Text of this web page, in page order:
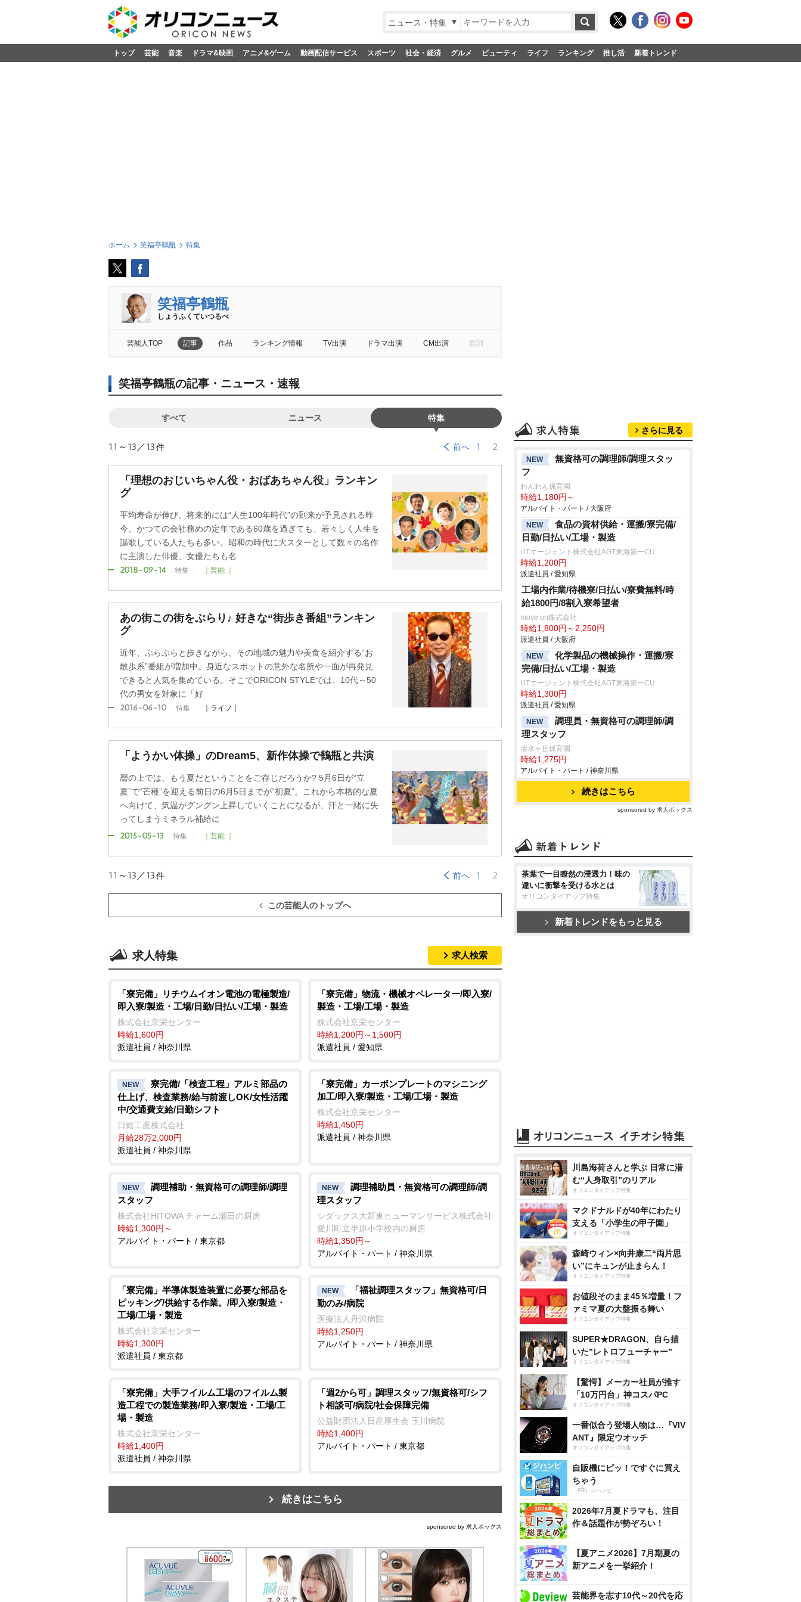
ニュース・特集
トップ 芸能 音楽 ドラマ&映画 アニメ&ゲーム 動画配信サービス スポーツ 社会・経済 グルメ ビューティ ライフ ランキング 推し活 新着トレンド
ホーム 笑福亭鶴瓶 特集
笑福亭鶴瓶
しょうふくていつるべ
芸能人TOP 記事 作品 ランキング情報 TV出演 ドラマ出演 CM出演 歌詞
笑福亭鶴瓶の記事・ニュース・速報
すべて ニュース 特集
11～13／13件 前へ 1 2
「理想のおじいちゃん役・おばあちゃん役」ランキン
グ
平均寿命が伸び、将来的には“人生100年時代”の到来が予見される昨
今。かつての会社務めの定年である60歳を過ぎても、若々しく人生を
謳歌している人たちも多い。昭和の時代に大スターとして数々の名作
に主演した俳優、女優たちも名
2018-09-14 特集 ｜芸能 ｜
あの街この街をぶらり♪ 好きな“街歩き番組”ランキン
グ
近年、ぶらぶらと歩きながら、その地域の魅力や美食を紹介する“お
散歩系”番組が増加中。身近なスポットの意外な名所や一面が再発見
できると人気を集めている。そこでORICON STYLEでは、10代～50
代の男女を対象に「好
2016-06-10 特集 ｜ライフ｜
「ようかい体操」のDream5、新作体操で鶴瓶と共演
暦の上では、もう夏だということをご存じだろうか? 5月6日が“立
夏”で“芒種”を迎える前日の6月5日までが“初夏”。これから本格的な夏
へ向けて、気温がグングン上昇していくことになるが、汗と一緒に失
ってしまうミネラル補給に
2015-05-13 特集 ｜芸能 ｜
11～13／13件 前へ 1 2
この芸能人のトップへ
求人特集 求人検索
「寮完備」リチウムイオン電池の電極製造/
即入寮/製造・工場/日勤/日払い/工場・製造
株式会社京栄センター
時給1,600円
派遣社員 / 神奈川県
「寮完備」物流・機械オペレーター/即入寮/
製造・工場/工場・製造
株式会社京栄センター
時給1,200円～1,500円
派遣社員 / 愛知県
NEW
寮完備/「検査工程」アルミ部品の
仕上げ、検査業務/給与前渡しOK/女性活躍
中/交通費支給/日勤シフト
日総工産株式会社
月給28万2,000円
派遣社員 / 神奈川県
「寮完備」カーボンプレートのマシニング
加工/即入寮/製造・工場/工場・製造
株式会社京栄センター
時給1,450円
派遣社員 / 神奈川県
NEW
調理補助・無資格可の調理師/調理
スタッフ
株式会社HITOWA チャーム瀬田の厨房
時給1,300円～
アルバイト・パート / 東京都
NEW
調理補助員・無資格可の調理師/調
理スタッフ
シダックス大新東ヒューマンサービス株式会社
愛川町立半原小学校内の厨房
時給1,350円～
アルバイト・パート / 神奈川県
「寮完備」半導体製造装置に必要な部品を
ピッキング/供給する作業。/即入寮/製造・
工場/工場・製造
株式会社京栄センター
時給1,300円
派遣社員 / 東京都
NEW
「福祉調理スタッフ」無資格可/日
勤のみ/病院
医療法人丹沢病院
時給1,250円
アルバイト・パート / 神奈川県
「寮完備」大手フイルム工場のフイルム製
造工程での製造業務/即入寮/製造・工場/工
場・製造
株式会社京栄センター
時給1,400円
派遣社員 / 神奈川県
「週2から可」調理スタッフ/無資格可/シフ
ト相談可/病院/社会保障完備
公益財団法人日産厚生会 玉川病院
時給1,400円
アルバイト・パート / 東京都
続きはこちら
sponsored by 求人ボックス
さらに見る
NEW
無資格可の調理師/調理スタッ
フ
わんわん保育園
時給1,180円～
アルバイト・パート / 大阪府
NEW
食品の資材供給・運搬/寮完備/
日勤/日払い/工場・製造
UTエージェント株式会社AGT東海第一CU
時給1,200円
派遣社員 / 愛知県
工場内作業/待機寮/日払い/寮費無料/時
給1800円/8割入寮希望者
move on株式会社
時給1,800円～2,250円
派遣社員 / 大阪府
NEW
化学製品の機械操作・運搬/寮
完備/日払い/工場・製造
UTエージェント株式会社AGT東海第一CU
時給1,300円
派遣社員 / 愛知県
NEW
調理員・無資格可の調理師/調
理スタッフ
清水ヶ丘保育園
時給1,275円
アルバイト・パート / 神奈川県
続きはこちら
sponsored by 求人ボックス
茶葉で一目瞭然の浸透力！味の
違いに衝撃を受ける水とは
オリコンタイアップ特集
新着トレンドをもっと見る
川島海荷さんと学ぶ 日常に潜
む“人身取引”のリアル
オリコンタイアップ特集
マクドナルドが40年にわたり
支える「小学生の甲子園」
オリコンタイアップ特集
森崎ウィン×向井康二“両片思
い”にキュンが止まらん！
オリコンタイアップ特集
お値段そのまま45％増量！フ
ァミマ夏の大盤振る舞い
オリコンタイアップ特集
SUPER★DRAGON、自ら描
いた”レトロフューチャー”
オリコンタイアップ特集
【驚愕】メーカー社員が推す
「10万円台」神コスパPC
オリコンタイアップ特集
一番似合う登場人物は…『VIV
ANT』限定ウオッチ
オリコンタイアップ特集
自販機にピッ！ですぐに買え
ちゃう
（PR）ジハンピ
2026年7月夏ドラマも、注目
作＆話題作が勢ぞろい！
【夏アニメ2026】7月期夏の
新アニメを一挙紹介！
芸能界を志す10代～20代を応